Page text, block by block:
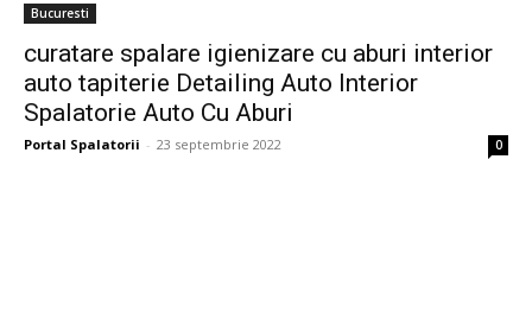
Bucuresti
curatare spalare igienizare cu aburi interior
auto tapiterie Detailing Auto Interior
Spalatorie Auto Cu Aburi
Portal Spalatorii - 23 septembrie 2022 0